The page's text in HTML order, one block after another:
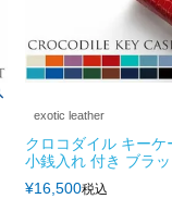
exotic leather
クロコダイル キー
小銭入れ 付き ブラ
¥16,500税込